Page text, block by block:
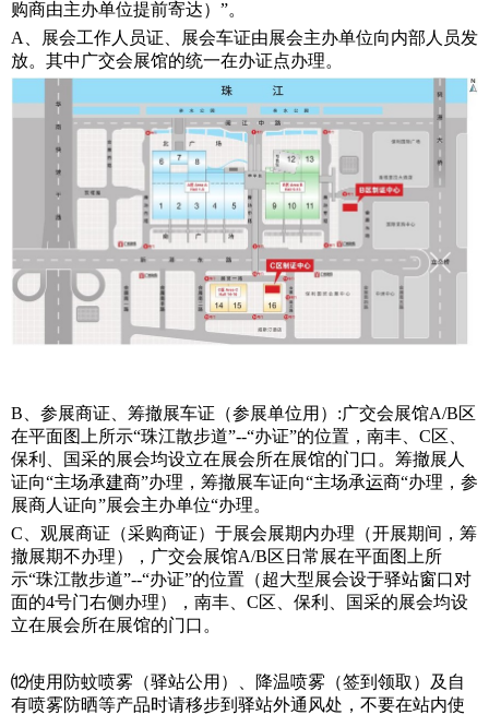
购商由主办单位提前寄达）”。
A
、展会工作人员证、展会车证由展会主办单位向内部人员发
放。其中广交会展馆的统一在办证点办理。
B 、参展商证、筹撤展车证（参展单位用）:广交会展馆A/B区
在平面图上所示“珠江散步道”--“办证”的位置，南丰、C区、
保利、国采的展会均设立在展会所在展馆的门口。筹撤展人
证向“主场承建商”办理，筹撤展车证向“主场承运商“办理，参
展商人证向”展会主办单位“办理。
C 、观展商证（采购商证）于展会展期内办理（开展期间，筹
撤展期不办理），广交会展馆A/B区日常展在平面图上所
示“珠江散步道”--“办证”的位置（超大型展会设于驿站窗口对
面的4号门右侧办理），南丰、C区、保利、国采的展会均设
立在展会所在展馆的门口。
⑿使用防蚊喷雾（驿站公用）、降温喷雾（签到领取）及自
有喷雾防晒等产品时请移步到驿站外通风处，不要在站内使